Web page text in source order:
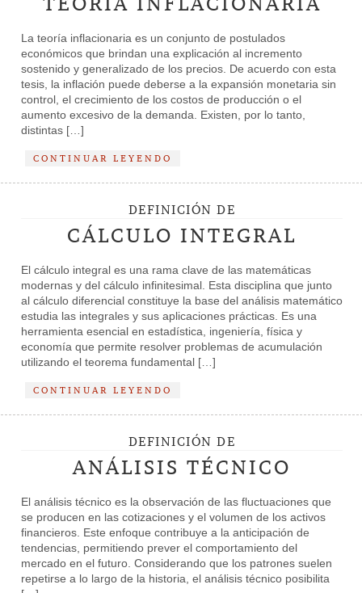
La teoría inflacionaria es un conjunto de postulados
económicos que brindan una explicación al incremento
sostenido y generalizado de los precios. De acuerdo con esta
tesis, la inflación puede deberse a la expansión monetaria sin
control, el crecimiento de los costos de producción o el
aumento excesivo de la demanda. Existen, por lo tanto,
distintas […]
CONTINUAR LEYENDO
DEFINICIÓN DE
CÁLCULO INTEGRAL
El cálculo integral es una rama clave de las matemáticas
modernas y del cálculo infinitesimal. Esta disciplina que junto
al cálculo diferencial constituye la base del análisis matemático
estudia las integrales y sus aplicaciones prácticas. Es una
herramienta esencial en estadística, ingeniería, física y
economía que permite resolver problemas de acumulación
utilizando el teorema fundamental […]
CONTINUAR LEYENDO
DEFINICIÓN DE
ANÁLISIS TÉCNICO
El análisis técnico es la observación de las fluctuaciones que
se producen en las cotizaciones y el volumen de los activos
financieros. Este enfoque contribuye a la anticipación de
tendencias, permitiendo prever el comportamiento del
mercado en el futuro. Considerando que los patrones suelen
repetirse a lo largo de la historia, el análisis técnico posibilita